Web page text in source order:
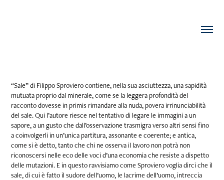
“Sale” di Filippo Sproviero contiene, nella sua asciuttezza, una sapidità
mutuata proprio dal minerale, come se la leggera profondità del
racconto dovesse in primis rimandare alla nuda, povera irrinunciabilità
del sale. Qui l’autore riesce nel tentativo di legare le immagini a un
sapore, a un gusto che dall’osservazione trasmigra verso altri sensi fino
a coinvolgerli in un’unica partitura, assonante e coerente; e antica,
come si è detto, tanto che chi ne osserva il lavoro non potrà non
riconoscersi nelle eco delle voci d’una economia che resiste a dispetto
delle mutazioni. E in questo ravvisiamo come Sproviero voglia dirci che il
sale, di cui è fatto il sudore dell’uomo, le lacrime dell’uomo, intreccia